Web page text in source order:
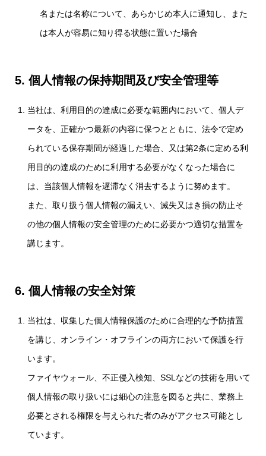
名または名称について、あらかじめ本人に通知し、また
は本人が容易に知り得る状態に置いた場合
5. 個人情報の保持期間及び安全管理等
当社は、利用目的の達成に必要な範囲内において、個人デ
ータを、正確かつ最新の内容に保つとともに、法令で定め
られている保存期間が経過した場合、又は第2条に定める利
用目的の達成のために利用する必要がなくなった場合に
は、当該個人情報を遅滞なく消去するように努めます。
また、取り扱う個人情報の漏えい、滅失又はき損の防止そ
の他の個人情報の安全管理のために必要かつ適切な措置を
講じます。
6. 個人情報の安全対策
当社は、収集した個人情報保護のために合理的な予防措置
を講じ、オンライン・オフラインの両方において保護を行
います。
ファイヤウォール、不正侵入検知、SSLなどの技術を用いて
個人情報の取り扱いには細心の注意を図ると共に、業務上
必要とされる権限を与えられた者のみがアクセス可能とし
ています。